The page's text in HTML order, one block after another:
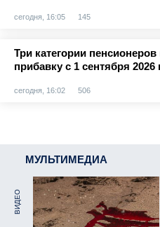
сегодня, 16:05 145
Три категории пенсионеров
прибавку с 1 сентября 2026
сегодня, 16:02 506
МУЛЬТИМЕДИА
ВИДЕО